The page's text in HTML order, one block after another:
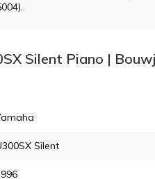
Silent Piano |
Silent